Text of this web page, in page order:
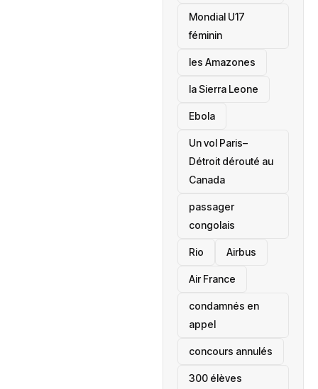
Mondial U17
féminin
les Amazones
la Sierra Leone
‎Ebola
Un vol Paris–
Détroit dérouté au
Canada
passager
congolais
Rio Airbus
Air France
condamnés en
appel
concours annulés
300 élèves